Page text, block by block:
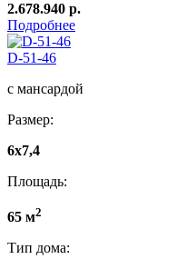
2.678.940 р.
Подробнее
D-51-46
с мансардой
Размер:
6х7,4
Площадь:
65 м2
Тип дома: